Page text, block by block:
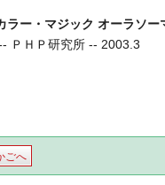
ラー・マジック オーラソ
ＰＨＰ研究所 -- 2003.3
ごへ